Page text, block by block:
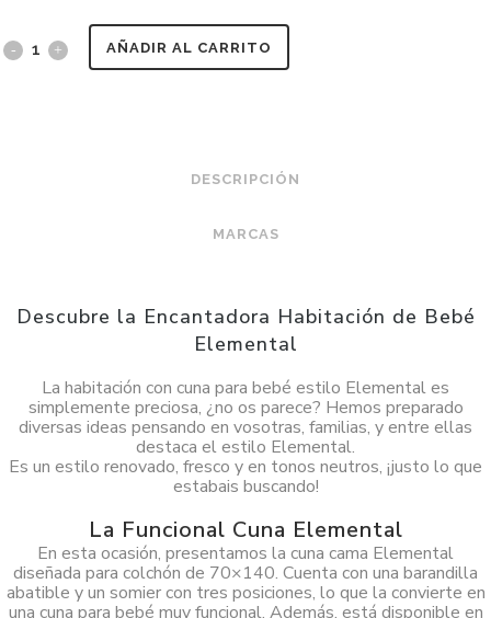
AÑADIR AL CARRITO
DESCRIPCIÓN
MARCAS
Descubre la Encantadora Habitación de Bebé
Elemental
La habitación con cuna para bebé estilo Elemental es
simplemente preciosa, ¿no os parece? Hemos preparado
diversas ideas pensando en vosotras, familias, y entre ellas
destaca el estilo Elemental.
Es un estilo renovado, fresco y en tonos neutros, ¡justo lo que
estabais buscando!
La Funcional Cuna Elemental
En esta ocasión, presentamos la cuna cama Elemental
diseñada para colchón de 70×140. Cuenta con una barandilla
abatible y un somier con tres posiciones, lo que la convierte en
una cuna para bebé muy funcional. Además, está disponible en